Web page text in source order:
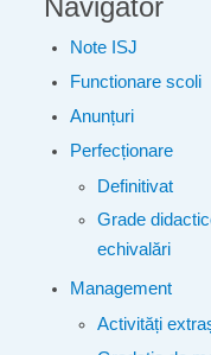
Navigator
Note ISJ
Functionare scoli
Anunțuri
Perfecționare
Definitivat
Grade
echivalări
Management
Activități